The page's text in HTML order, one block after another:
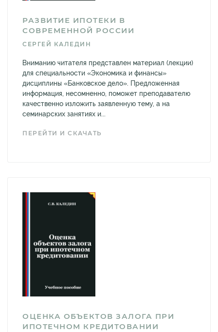
РАЗВИТИЕ ИПОТЕКИ В
СОВРЕМЕННОЙ РОССИИ
СЕРГЕЙ КАЛЕДИН
Вниманию читателя представлен материал (лекции)
для специальности «Экономика и финансы»
дисциплины «Банковское дело». Предложенная
информация, несомненно, поможет преподавателю
качественно изложить заявленную тему, а на
семинарских занятиях и...
ПЕРЕЙТИ И СКАЧАТЬ
ОЦЕНКА ОБЪЕКТОВ ЗАЛОГА ПРИ
ИПОТЕЧНОМ КРЕДИТОВАНИИ